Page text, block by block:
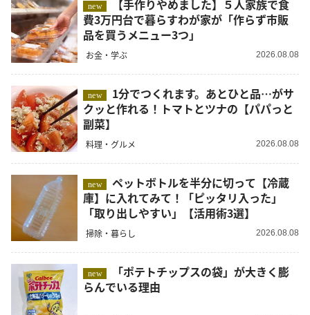
new
費3万円台で暮らすわが家が「作らず市販
品を買うメニュー3つ」
お金・学ぶ 2026.08.08
new
クッと作れる！トマトとツナの【パパっと
副菜】
料理・グルメ 2026.08.08
new
ペットボトルを半分に切って【冷蔵
庫】に入れてみて！「ピッタリ入った」
「取り出しやすい」【活用術3選】
掃除・暮らし 2026.08.08
new
らんでいる理由